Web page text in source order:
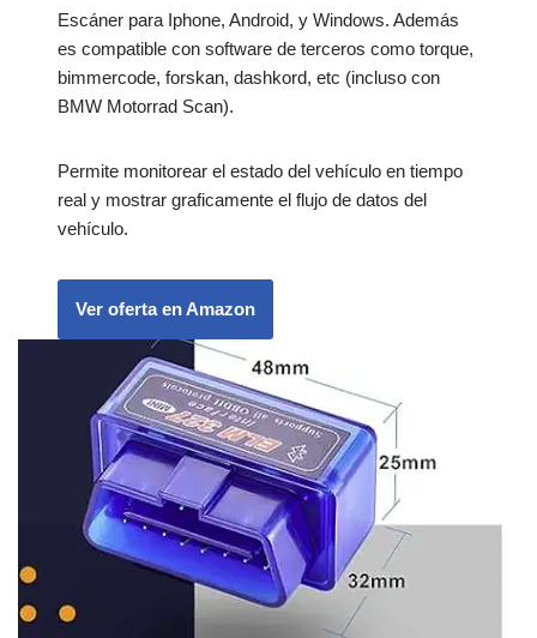
Escáner para Iphone, Android, y Windows. Además
es compatible con software de terceros como torque,
bimmercode, forskan, dashkord, etc (incluso con
BMW Motorrad Scan).
Permite monitorear el estado del vehículo en tiempo
real y mostrar graficamente el flujo de datos del
vehículo.
Ver oferta en Amazon